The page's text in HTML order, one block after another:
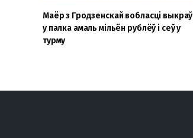
Маёр з Гродзенскай вобласці выкраў
у палка амаль мільён рублёў і сеў у
турму